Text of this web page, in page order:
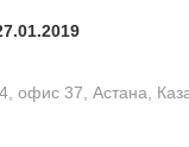
офис 37, Астана,